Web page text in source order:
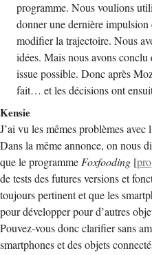
programme. Nous voulions
donner une dernière
modifier la trajectoire. Nous
idées. Mais nous avons conclu
issue possible. Donc après
fait… et les décisions ont
Kensie
J’ai vu les mêmes problèmes
Dans la même annonce, on nous
que le programme Foxfooding [
de tests des futures versions et
toujours pertinent et que les
pour développer pour d’autres
Pouvez-vous donc clarifier sans
smartphones et des objets